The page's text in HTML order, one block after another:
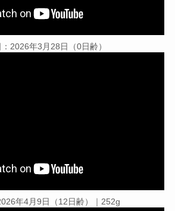
2026年3月28日（0日齢）
年4月9日（12日齢）｜252g